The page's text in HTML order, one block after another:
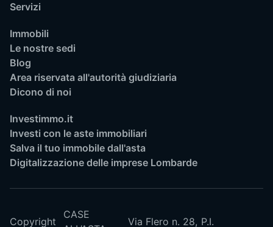
Servizi
Immobili
Le nostre sedi
Blog
Area riservata all'autorità giudiziaria
Dicono di noi
Investimmo.it
Investi con le aste immobiliari
Salva il tuo immobile dall'asta
Digitalizzazione delle imprese Lombarde
Copyright
CASE
Via Flero n. 28, P.I.